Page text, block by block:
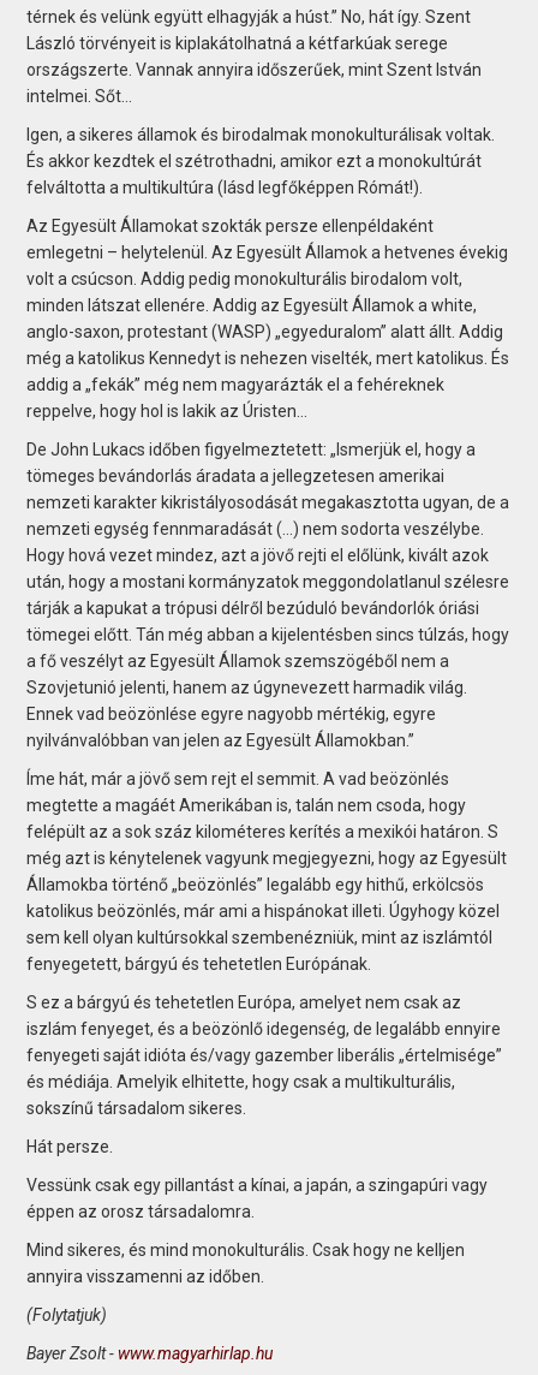
térnek és velünk együtt elhagyják a húst.” No, hát így. Szent
László törvényeit is kiplakátolhatná a kétfarkúak serege
országszerte. Vannak annyira időszerűek, mint Szent István
intelmei. Sőt…
Igen, a sikeres államok és birodalmak monokulturálisak voltak.
És akkor kezdtek el szétrothadni, amikor ezt a monokultúrát
felváltotta a multikultúra (lásd legfőképpen Rómát!).
Az Egyesült Államokat szokták persze ellenpéldaként
emlegetni – helytelenül. Az Egyesült Államok a hetvenes évekig
volt a csúcson. Addig pedig monokulturális birodalom volt,
minden látszat ellenére. Addig az Egyesült Államok a white,
anglo-saxon, protestant (WASP) „egyeduralom” alatt állt. Addig
még a katolikus Kennedyt is nehezen viselték, mert katolikus. És
addig a „fekák” még nem magyarázták el a fehéreknek
reppelve, hogy hol is lakik az Úristen…
De John Lukacs időben figyelmeztetett: „Ismerjük el, hogy a
tömeges bevándorlás áradata a jellegzetesen amerikai
nemzeti karakter kikristályosodását megakasztotta ugyan, de a
nemzeti egység fennmaradását (…) nem sodorta veszélybe.
Hogy hová vezet mindez, azt a jövő rejti el előlünk, kivált azok
után, hogy a mostani kormányzatok meggondolatlanul szélesre
tárják a kapukat a trópusi délről bezúduló bevándorlók óriási
tömegei előtt. Tán még abban a kijelentésben sincs túlzás, hogy
a fő veszélyt az Egyesült Államok szemszögéből nem a
Szovjetunió jelenti, hanem az úgynevezett harmadik világ.
Ennek vad beözönlése egyre nagyobb mértékig, egyre
nyilvánvalóbban van jelen az Egyesült Államokban.”
Íme hát, már a jövő sem rejt el semmit. A vad beözönlés
megtette a magáét Amerikában is, talán nem csoda, hogy
felépült az a sok száz kilométeres kerítés a mexikói határon. S
még azt is kénytelenek vagyunk megjegyezni, hogy az Egyesült
Államokba történő „beözönlés” legalább egy hithű, erkölcsös
katolikus beözönlés, már ami a hispánokat illeti. Úgyhogy közel
sem kell olyan kultúrsokkal szembenézniük, mint az iszlámtól
fenyegetett, bárgyú és tehetetlen Európának.
S ez a bárgyú és tehetetlen Európa, amelyet nem csak az
iszlám fenyeget, és a beözönlő idegenség, de legalább ennyire
fenyegeti saját idióta és/vagy gazember liberális „értelmisége”
és médiája. Amelyik elhitette, hogy csak a multikulturális,
sokszínű társadalom sikeres.
Hát persze.
Vessünk csak egy pillantást a kínai, a japán, a szingapúri vagy
éppen az orosz társadalomra.
Mind sikeres, és mind mono­kulturális. Csak hogy ne kelljen
annyira visszamenni az időben.
(Folytatjuk)
Bayer Zsolt - www.magyarhirlap.hu